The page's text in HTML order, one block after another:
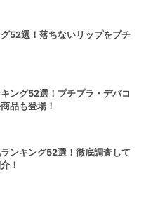
52選！落ちないリップをプチ
ング52選！プチプラ・デパコ
品も登場！
ンキング52選！徹底調査して
！